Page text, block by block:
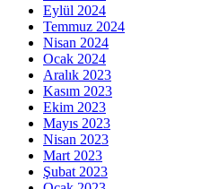
Eylül 2024
Temmuz 2024
Nisan 2024
Ocak 2024
Aralık 2023
Kasım 2023
Ekim 2023
Mayıs 2023
Nisan 2023
Mart 2023
Şubat 2023